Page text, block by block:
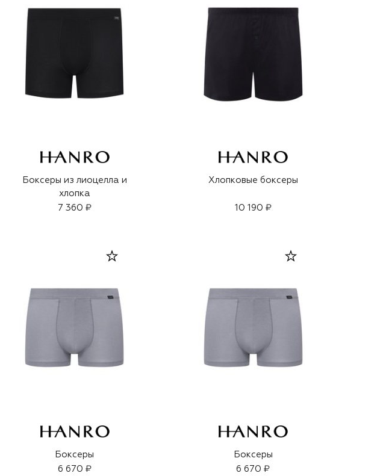
Боксеры из лиоцелла и
хлопка
7 360 ₽
Хлопковые боксеры
10 190 ₽
Боксеры
6 670 ₽
Боксеры
6 670 ₽